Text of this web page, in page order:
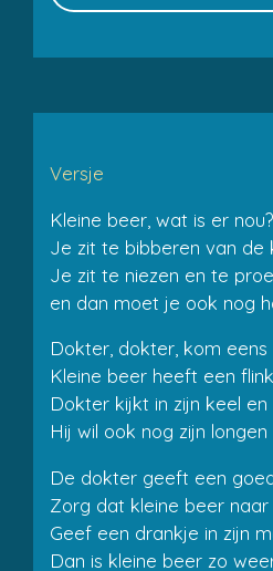
Versje
Kleine beer, wat is er nou?
Je zit te bibberen van de
Je zit te niezen en te
en dan moet je ook nog
Dokter, dokter, kom eens
Kleine beer heeft een
Dokter kijkt in zijn keel en
Hij wil ook nog zijn longen
De dokter geeft een
Zorg dat kleine beer
Geef een drankje in zijn
Dan is kleine beer zo